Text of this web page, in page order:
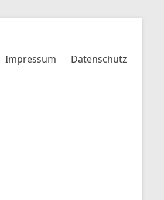
Impressum Datenschutz